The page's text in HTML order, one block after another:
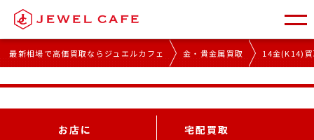
最新相場で高価買取ならジュエルカフェ 金・貴金属買取 14金(K14)
「高く売る」
なら ジュエルカフェ
14金(K14)買取
-25
価
格
2025年
17,442円／g
お店に
宅配買取